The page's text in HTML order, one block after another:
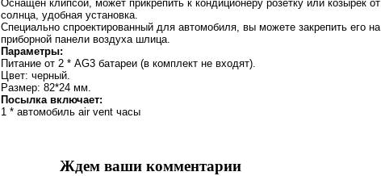
Оснащен клипсой, может прикрепить к кондиционеру розетку или козырек от
солнца, удобная установка.
Специально спроектированный для автомобиля, вы можете закрепить его на
приборной панели воздуха шлица.
Параметры:
Питание от 2 * AG3 батареи (в комплект не входят).
Цвет: черный.
Размер: 82*24 мм.
Посылка включает:
1 * автомобиль air vent часы
Ждем ваши комментарии